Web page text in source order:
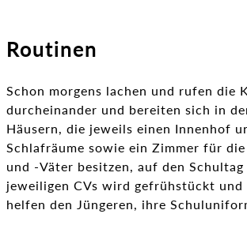
Routinen
Schon morgens lachen und rufen die
durcheinander und bereiten sich in
Häusern, die jeweils einen Innenhof
Schlafräume sowie ein Zimmer für
und -Väter besitzen, auf den Schultag
jeweiligen CVs wird gefrühstückt und
helfen den Jüngeren, ihre